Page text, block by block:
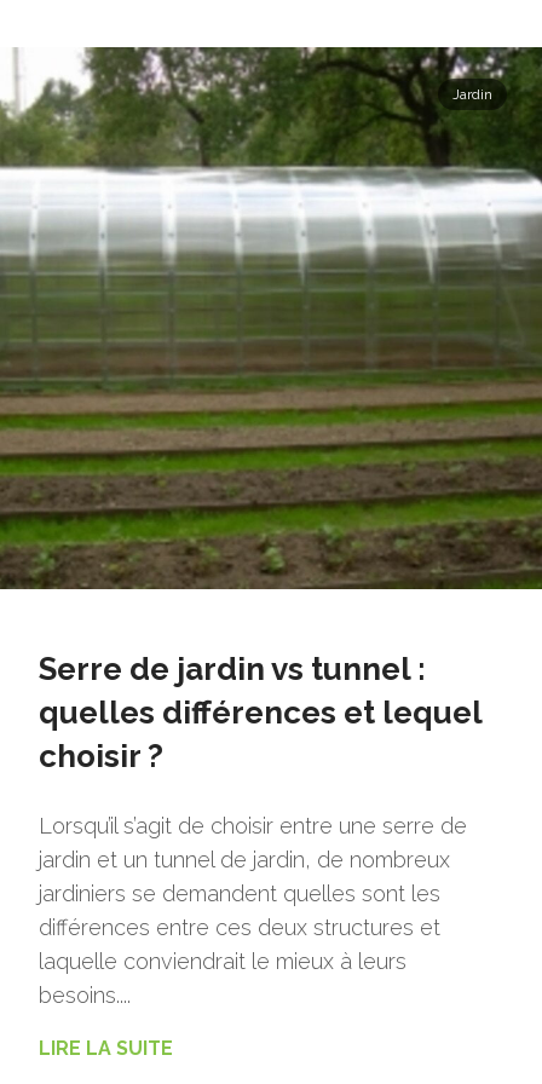
Jardin
Serre de jardin vs tunnel :
quelles différences et lequel
choisir ?
Lorsqu’il s’agit de choisir entre une serre de
jardin et un tunnel de jardin, de nombreux
jardiniers se demandent quelles sont les
différences entre ces deux structures et
laquelle conviendrait le mieux à leurs
besoins....
LIRE LA SUITE